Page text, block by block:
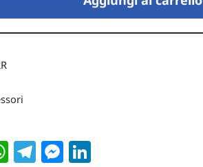
WhatsApp
Telegram
Messenger